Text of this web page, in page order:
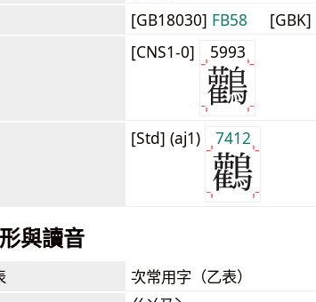
[GB18030] FB58 [GBK]
[CNS1-0] 5993
[Std] (aj1) 7412
與讀音
次常用字（乙表）